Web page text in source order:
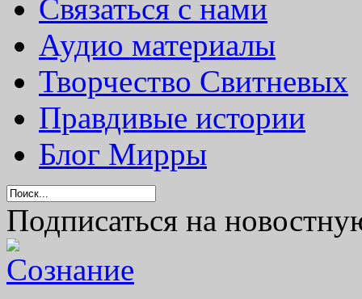
Связаться с нами
Аудио материалы
Творчество Свитневых
Правдивые истории
Блог Мирры
Подписаться на